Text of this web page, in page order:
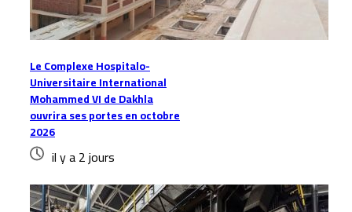
Le Complexe Hospitalo-
Universitaire International
Mohammed VI de Dakhla
ouvrira ses portes en octobre
2026
il y a 2 jours